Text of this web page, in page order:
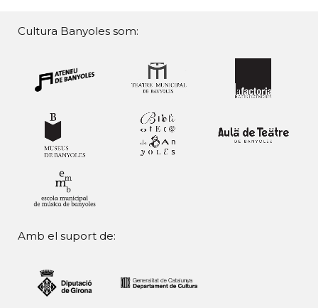
Cultura Banyoles som:
Amb el suport de: